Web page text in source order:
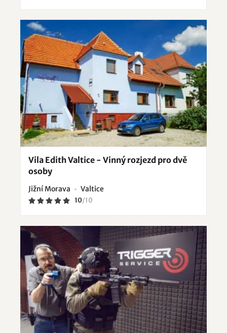
Vila Edith Valtice - Vinný rozjezd pro dvě
osoby
Jižní Morava Valtice
10/10